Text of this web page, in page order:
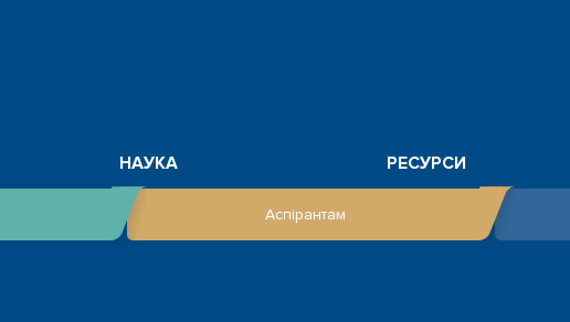
НАУКА РЕСУРСИ
Аспірантам